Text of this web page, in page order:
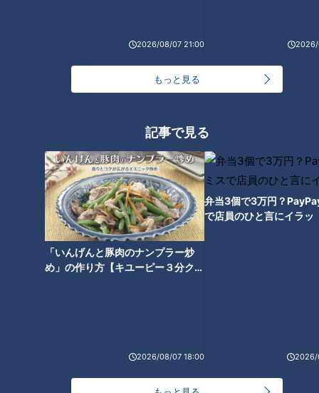
2026/08/07 21:00 2026/
もっと見る
記事で見る
「いんげんと豚肉のナンプラー炒
め」の作り方【キユーピー３分クッ
2026/08/07 18:00
弁当3個で3万円？
で店員のひと言にイラッ
2026/
小川実桜アナに密着！えっ文科
系の私が！？人生初めての挑
戦！その意気込みは！？ #アジ
ア大会 #名古屋 #スポーツ #小
川アナ #インタビュー
Ｃ友廣南実アナ、中村彩賀アナ
との球場あるある
友廣南実アナに密着！楽しみ
CBC新人アナウンサー4人が“初